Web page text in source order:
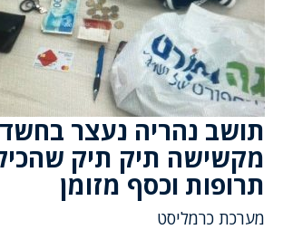
תושב נהריה נעצר
מקשישה תיק תיק
תרופות וכסף מזומן
מערכת כרמליסט